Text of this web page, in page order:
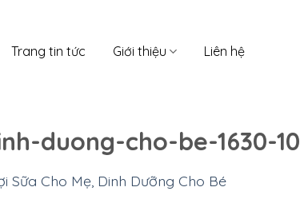
Trang tin tức Giới thiệu Liên hệ
duong-cho-be-1630-10
Sữa Cho Mẹ, Dinh Dưỡng Cho Bé